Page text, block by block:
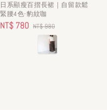
日系顯瘦百摺長裙｜自留款鬆
緊腰4色-豹紋咖
Sale
NT$ 780 Regular
price
NT$ 980